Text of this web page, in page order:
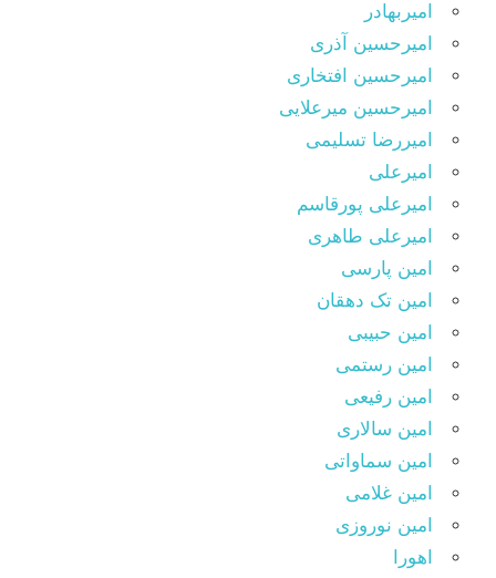
امیربهادر
امیرحسین آذری
امیرحسین افتخاری
امیرحسین میرعلایی
امیررضا تسلیمی
امیرعلی
امیرعلی پورقاسم
امیرعلی طاهری
امین پارسی
امین تک دهقان
امین حبیبی
امین رستمی
امین رفیعی
امین سالاری
امین سماواتی
امین غلامی
امین نوروزی
اهورا